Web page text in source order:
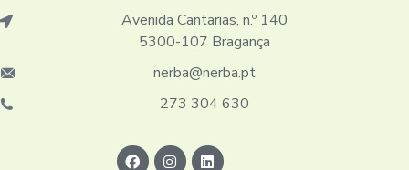
Avenida Cantarias, n.º 140
5300-107 Bragança
nerba@nerba.pt
273 304 630